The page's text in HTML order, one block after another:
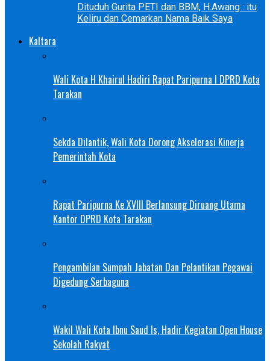
Dituduh Gurita PETI dan BBM, H.Awang : itu
Keliru dan Cemarkan Nama Baik Saya
Kaltara
Wali Kota H Khairul Hadiri Rapat Paripurna I DPRD Kota
Tarakan
Sekda Dilantik, Wali Kota Dorong Akselerasi Kinerja
Pemerintah Kota
Rapat Paripurna Ke XVIII Berlansung Diruang Utama
Kantor DPRD Kota Tarakan
Pengambilan Sumpah Jabatan Dan Pelantikan Pegawai
Digedung Serbaguna
Wakil Wali Kota Ibnu Saud Is, Hadir Kegiatan Open House
Sekolah Rakyat